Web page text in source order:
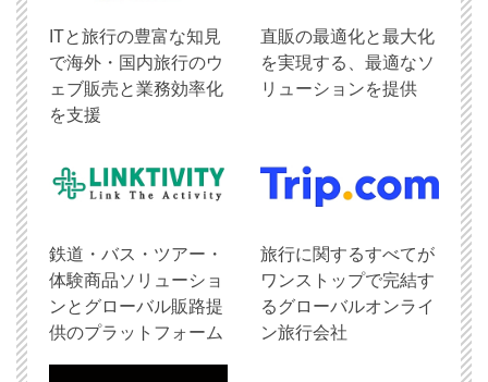
ITと旅行の豊富な知見
で海外・国内旅行のウ
ェブ販売と業務効率化
を支援
直販の最適化と最大化
を実現する、最適なソ
リューションを提供
鉄道・バス・ツアー・
体験商品ソリューショ
ンとグローバル販路提
供のプラットフォーム
旅行に関するすべてが
ワンストップで完結す
るグローバルオンライ
ン旅行会社